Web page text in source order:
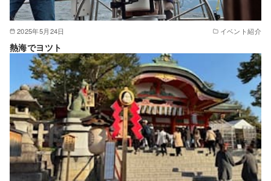
2025年5月24日 イベント紹介
熱海でヨツト